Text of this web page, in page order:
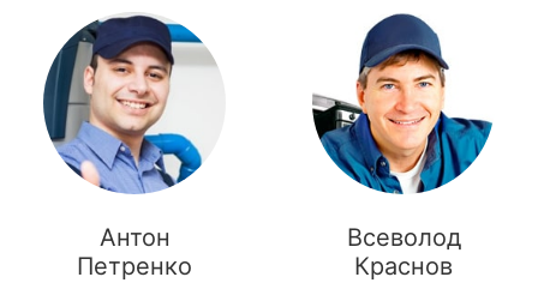
Антон
Петренко
Всеволод
Краснов